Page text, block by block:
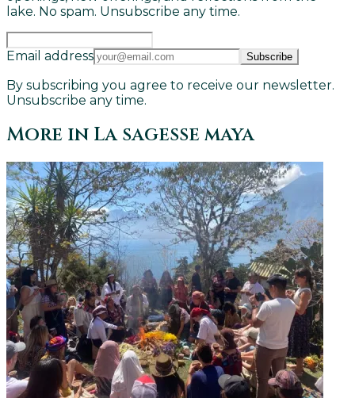
lake. No spam. Unsubscribe any time.
Email address Subscribe
By subscribing you agree to receive our newsletter.
Unsubscribe any time.
More in La sagesse maya